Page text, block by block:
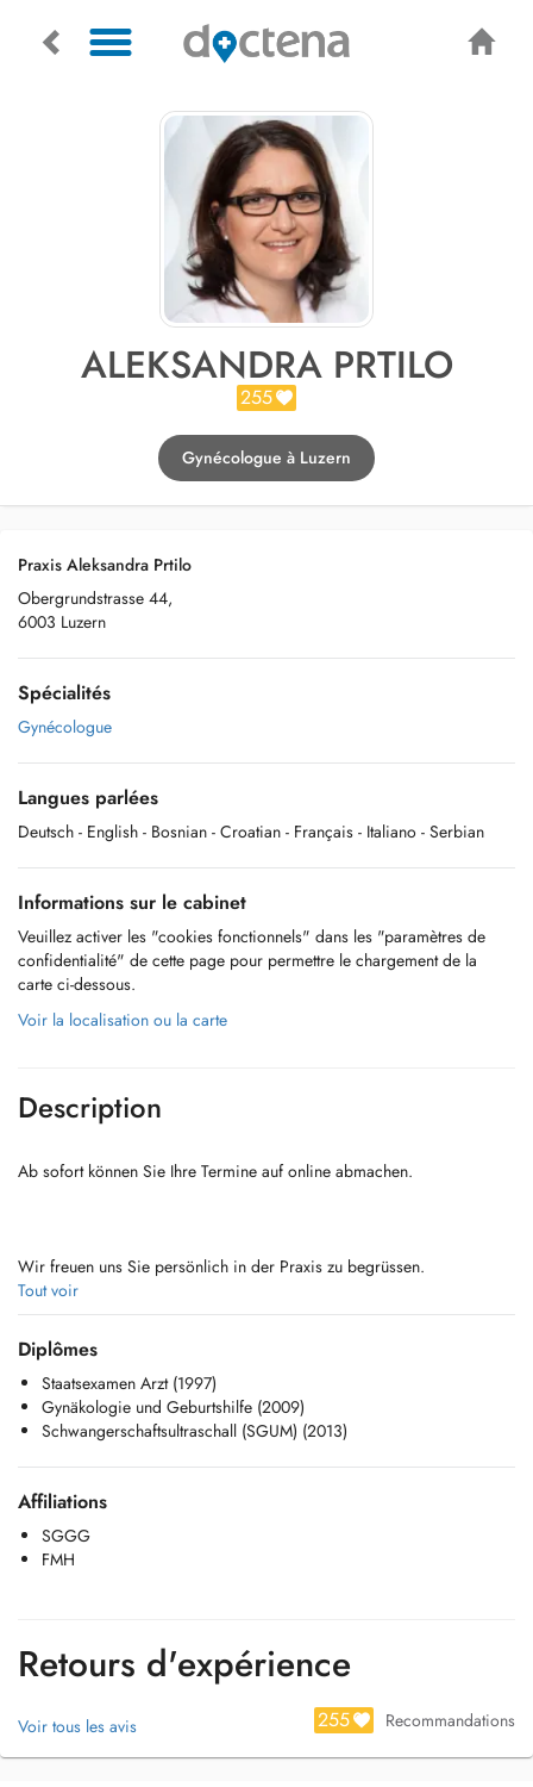
ALEKSANDRA PRTILO
255
Gynécologue à Luzern
Praxis Aleksandra Prtilo
Obergrundstrasse 44,
6003 Luzern
Spécialités
Gynécologue
Langues parlées
Deutsch - English - Bosnian - Croatian - Français - Italiano - Serbian
Informations sur le cabinet
Veuillez activer les "cookies fonctionnels" dans les "paramètres de
confidentialité" de cette page pour permettre le chargement de la
carte ci-dessous.
Voir la localisation ou la carte
Description
Ab sofort können Sie Ihre Termine auf online abmachen.
Wir freuen uns Sie persönlich in der Praxis zu begrüssen.
Verbindung zu setzen.
Tout voir
Diplômes
Staatsexamen Arzt (1997)
Gynäkologie und Geburtshilfe (2009)
Schwangerschaftsultraschall (SGUM) (2013)
Affiliations
SGGG
FMH
Retours d'expérience
Voir tous les avis 255 Recommandations